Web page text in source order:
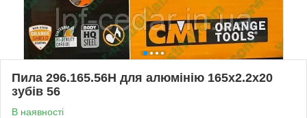
Пила 296.165.56H для алюмінію 165х2.2х20
зубів 56
В наявності